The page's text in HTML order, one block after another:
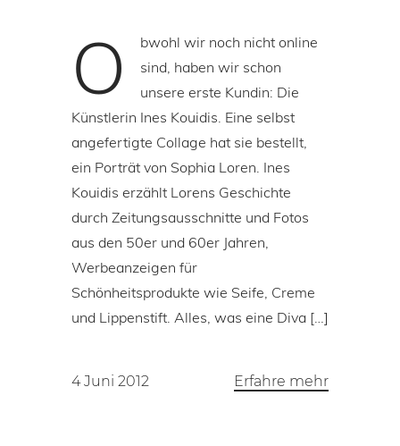
O
bwohl wir noch nicht online
sind, haben wir schon
unsere erste Kundin: Die
Künstlerin Ines Kouidis. Eine selbst
angefertigte Collage hat sie bestellt,
ein Porträt von Sophia Loren. Ines
Kouidis erzählt Lorens Geschichte
durch Zeitungsausschnitte und Fotos
aus den 50er und 60er Jahren,
Werbeanzeigen für
Schönheitsprodukte wie Seife, Creme
und Lippenstift. Alles, was eine Diva […]
4 Juni 2012 Erfahre mehr